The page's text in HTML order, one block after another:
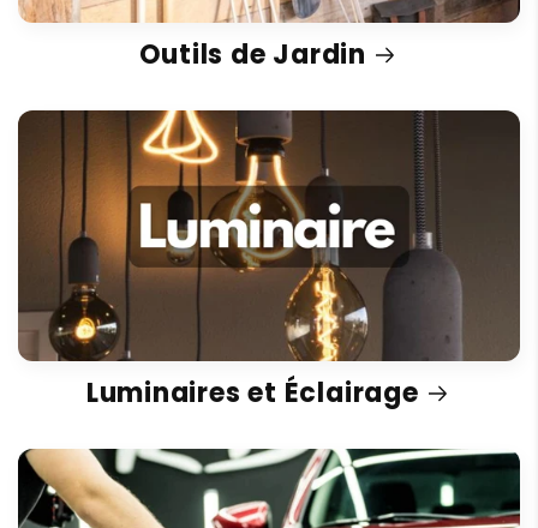
Outils de Jardin
Luminaires et Éclairage